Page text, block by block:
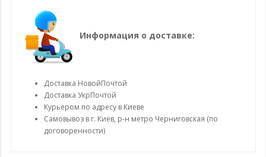
Информация о доставке:
Доставка НовойПочтой
Доставка УкрПочтой
Курьером по адресу в Киеве
Самовывоз в г. Киев, р-н метро Черниговская (по
договоренности)